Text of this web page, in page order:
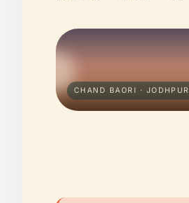
CHAND BAORI · JODHPUR